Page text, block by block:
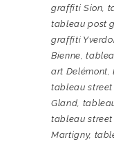
graffiti Sion
tableau post
graffiti
Bienne ,
art Delémont ,
tableau street
Gland
tableau
Martigny,